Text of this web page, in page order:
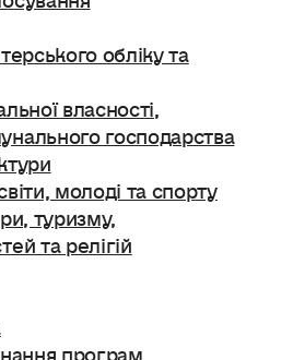
обліку та
власності,
господарства
молоді та спорту
туризму,
та релігій
програм